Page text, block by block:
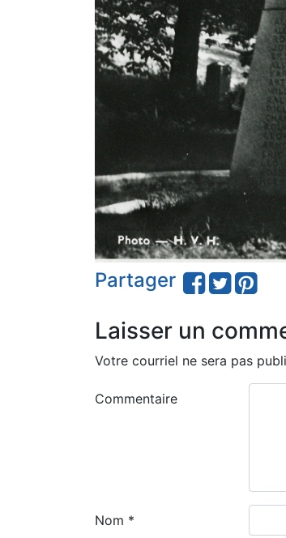
Partager
Laisser un
Votre courriel ne sera pas
Commentaire
Nom *